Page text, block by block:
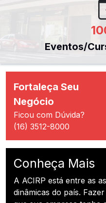
Eventos/
Fortaleça Seu
Negócio
Ficou com Dúvida?
(16) 3512-8000
Conheça Mais
A ACIRP está entre as
dinâmicas do país.